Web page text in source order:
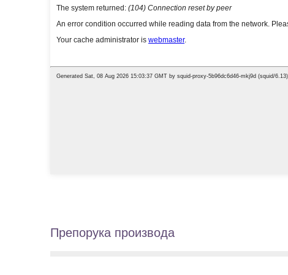
Препорука производа